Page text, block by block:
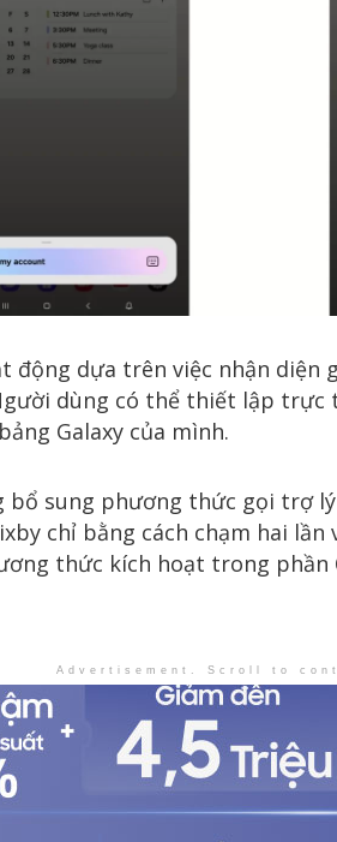
động dựa trên việc nhận diện
dùng có thể thiết lập
Galaxy của mình.
bổ sung phương thức gọi trợ
chỉ bằng cách chạm hai
thức kích hoạt trong phần
Advertisement. Scroll to